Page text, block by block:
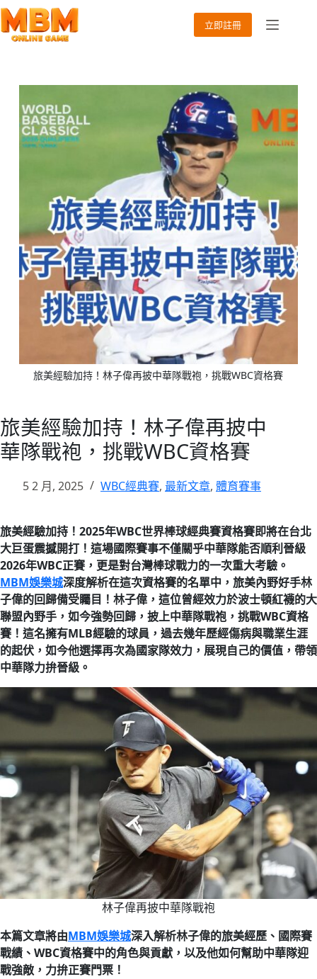
跳
至
立即註冊
旅美經驗加持！林子偉再披中華隊戰袍，挑戰WBC資格賽
旅美經驗加持！林子偉再披中
華隊戰袍，挑戰WBC資格賽
5 2 月, 2025 WBC經典賽, 最新文章, 體育賽事
旅美經驗加持！2025年WBC世界棒球經典賽資格賽即將在台北
大巨蛋震撼開打！這場國際賽事不僅關乎中華隊能否順利晉級
2026年WBC正賽，更是對台灣棒球戰力的一次重大考驗。
MBM娛樂城深度解析在這次資格賽的名單中，旅美內野好手林
子偉的回歸備受矚目！林子偉，這位曾經效力於波士頓紅襪的大
聯盟內野手，如今強勢回歸，披上中華隊戰袍，挑戰WBC資格
賽！這名擁有MLB經驗的球員，過去幾年歷經傷病與職業生涯
的起伏，如今他選擇再次為國家隊效力，展現自己的價值，帶領
中華隊力拚晉級。
林子偉再披中華隊戰袍
本篇文章將由MBM娛樂城深入解析林子偉的旅美經歷、國際賽
戰績、WBC資格賽中的角色與貢獻，以及他如何幫助中華隊迎
戰強敵，力拚正賽門票！